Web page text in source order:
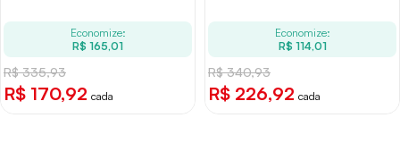
Economize:
R$ 165,01
R$ 335,93
R$ 170,92 cada
Economize:
R$ 114,01
R$ 340,93
R$ 226,92 cada